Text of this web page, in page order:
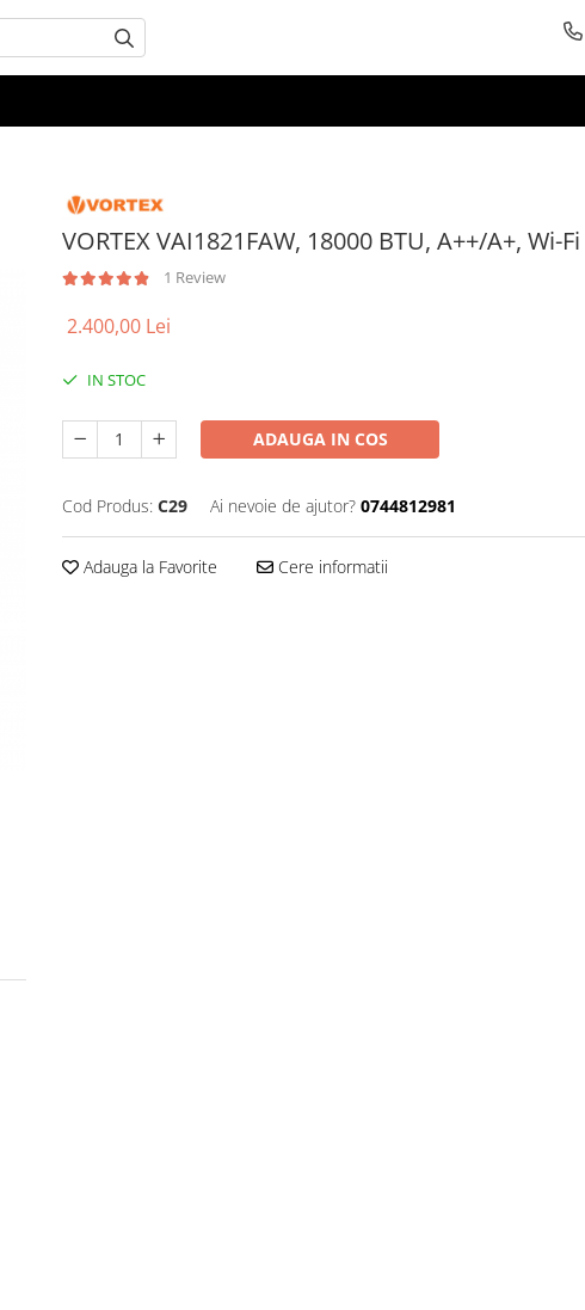
VORTEX VAI1821FAW, 18000 BTU, A++/A+, Wi-Fi
1 Review
2.400,00 Lei
IN STOC
ADAUGA IN COS
Cod Produs: C29 Ai nevoie de ajutor? 0744812981
Adauga la Favorite Cere informatii